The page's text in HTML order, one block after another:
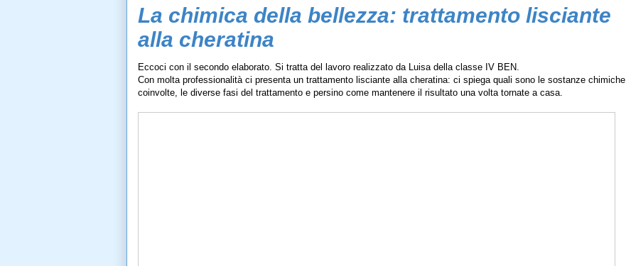
La chimica della bellezza: trattamento lisciante
alla cheratina
Eccoci con il secondo elaborato. Si tratta del lavoro realizzato da Luisa della classe IV BEN.
Con molta professionalità ci presenta un trattamento lisciante alla cheratina: ci spiega quali sono le sostanze chimiche
coinvolte, le diverse fasi del trattamento e persino come mantenere il risultato una volta tornate a casa.